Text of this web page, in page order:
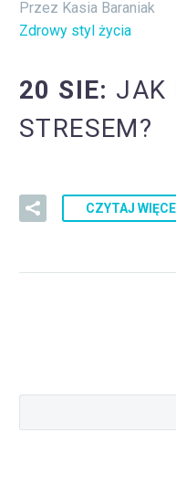
Przez Kasia Baraniak
Zdrowy styl życia
20 SIE: JAK
STRESEM?
CZYTAJ